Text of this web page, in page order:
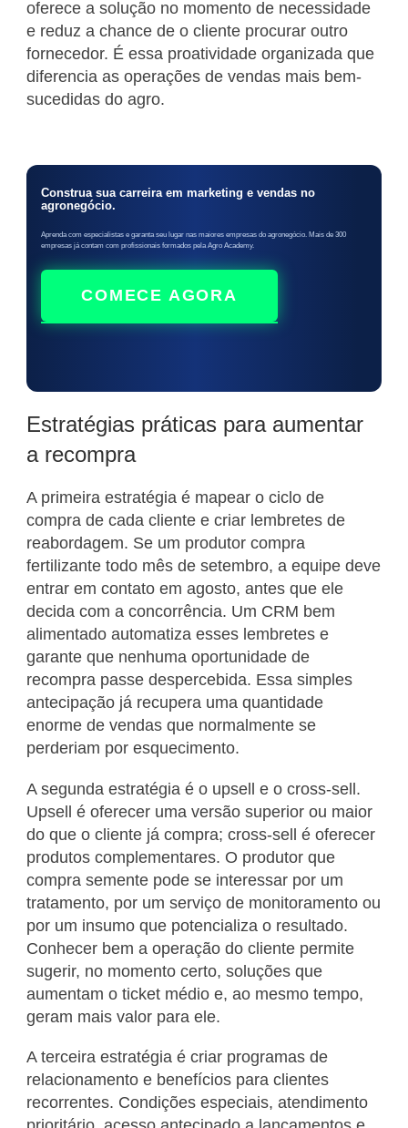
oferece a solução no momento de necessidade
e reduz a chance de o cliente procurar outro
fornecedor. É essa proatividade organizada que
diferencia as operações de vendas mais bem-
sucedidas do agro.
Construa sua carreira em marketing e vendas no
agronegócio.
Aprenda com especialistas e garanta seu lugar nas maiores empresas do agronegócio. Mais de 300
empresas já contam com profissionais formados pela Agro Academy.
COMECE AGORA
Estratégias práticas para aumentar
a recompra
A primeira estratégia é mapear o ciclo de
compra de cada cliente e criar lembretes de
reabordagem. Se um produtor compra
fertilizante todo mês de setembro, a equipe deve
entrar em contato em agosto, antes que ele
decida com a concorrência. Um CRM bem
alimentado automatiza esses lembretes e
garante que nenhuma oportunidade de
recompra passe despercebida. Essa simples
antecipação já recupera uma quantidade
enorme de vendas que normalmente se
perderiam por esquecimento.
A segunda estratégia é o upsell e o cross-sell.
Upsell é oferecer uma versão superior ou maior
do que o cliente já compra; cross-sell é oferecer
produtos complementares. O produtor que
compra semente pode se interessar por um
tratamento, por um serviço de monitoramento ou
por um insumo que potencializa o resultado.
Conhecer bem a operação do cliente permite
sugerir, no momento certo, soluções que
aumentam o ticket médio e, ao mesmo tempo,
geram mais valor para ele.
A terceira estratégia é criar programas de
relacionamento e benefícios para clientes
recorrentes. Condições especiais, atendimento